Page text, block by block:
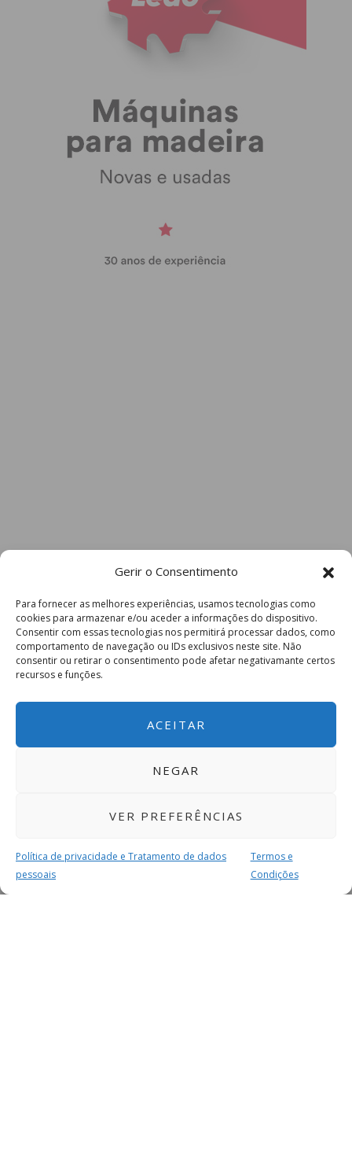
Gerir o Consentimento
Para fornecer as melhores experiências, usamos tecnologias como
cookies para armazenar e/ou aceder a informações do dispositivo.
Consentir com essas tecnologias nos permitirá processar dados, como
comportamento de navegação ou IDs exclusivos neste site. Não
consentir ou retirar o consentimento pode afetar negativamante certos
recursos e funções.
ACEITAR
NEGAR
VER PREFERÊNCIAS
Política de privacidade e Tratamento de dados
pessoais
Termos e
Condições